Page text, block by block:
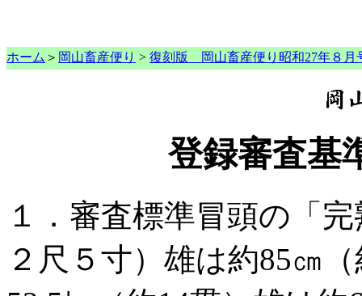
ホーム ＞ 岡山畜産便り > 復刻版 岡山畜産便り昭和27年８月
登録審査基
１．審査標準冒頭の「
２尺５寸）雄は約85㎝